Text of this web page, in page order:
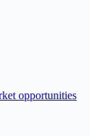
opportunities